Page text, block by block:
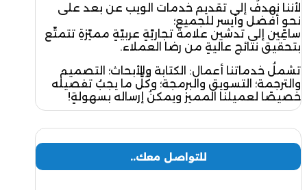
لأننا نهدفُ إلى تقديم خدمات الويب عن بعد على
نحوٍ أفضل وأيسر للجميع؛
ساعِين إلى تدشين علامة تجاريّةٍ عربيّةٍ مميّزةِ تتمتّع
بتحقيق نتائج عاليةٍ من رضا العملاء.
تشملُ خدماتنا أعمال: الكتابة والأبحاث؛ التصميم
والترجمة؛ التسويق والبرمجة؛ وكُلُّ ما يجبُ تفصيله
خصيصًا لعميلنا المميز ويمكنُ إرساله بسهولةٍ!
للتواصل معك..